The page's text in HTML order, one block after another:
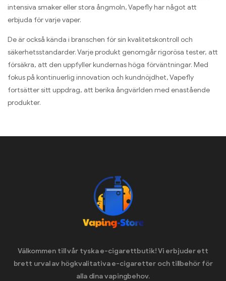
intensiva smaker eller stora ångmoln, Vapefly har något att
erbjuda för varje vaper.
De är också kända i branschen för sin kvalitetskontroll och
säkerhetsstandarder. Varje produkt genomgår rigorösa tester, att
försäkra, att den uppfyller kundernas höga förväntningar. Med
fokus på kontinuerlig innovation och kundnöjdhet, Vapefly
fortsätter sitt uppdrag, att berika ångvärlden med enastående
produkter.
Välkommen till vår tyska e-cigarettbutik! Vi erbjuder ett
brett urval av högkvalitativa e-cigaretter och tillbehör för
alla dina vapingbehov.